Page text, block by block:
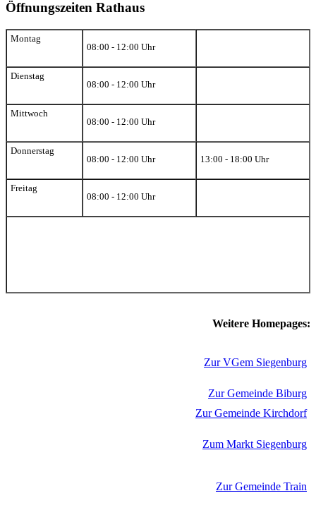
Öffnungszeiten Rathaus
Montag
08:00 - 12:00 Uhr
Dienstag
08:00 - 12:00 Uhr
Mittwoch
08:00 - 12:00 Uhr
Donnerstag
08:00 - 12:00 Uhr
13:00 - 18:00 Uhr
Freitag
08:00 - 12:00 Uhr
Weitere Homepages:
Zur VGem Siegenburg
Zur Gemeinde Biburg
Zur Gemeinde Kirchdorf
Zum Markt Siegenburg
Zur Gemeinde Train